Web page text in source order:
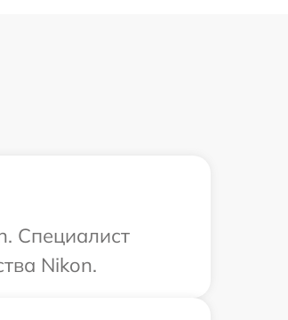
Специалист
Nikon.